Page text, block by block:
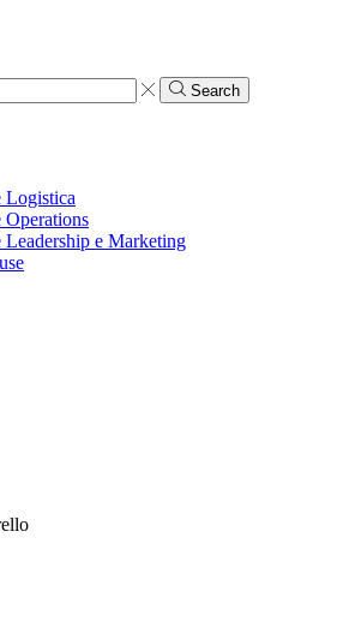
Search
Logistica
Operations
Leadership e Marketing